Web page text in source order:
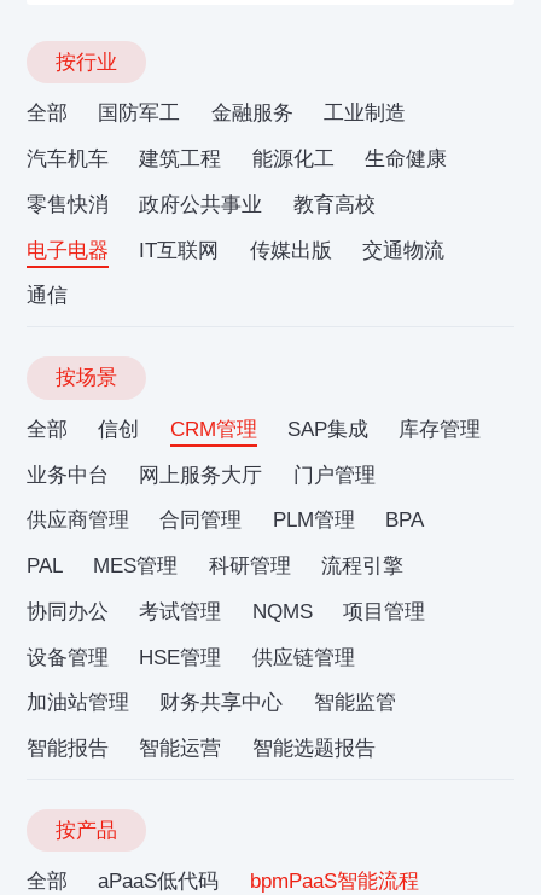
按行业
全部 国防军工 金融服务
工业制造
汽车机车
建筑工程 能源化工
生命健康
零售快消
政府公共事业
教育高校
电子电器
IT互联网 传媒出版
交通物流
通信
按场景
全部 信创 CRM管理 SAP集成
库存管理
业务中台
网上服务大厅
门户管理
供应商管理
合同管理 PLM管理
BPA
PAL
MES管理 科研管理
流程引擎
协同办公
考试管理 NQMS
项目管理
设备管理
HSE管理
供应链管理
加油站管理
财务共享中心
智能监管
智能报告
智能运营 智能选题报告
按产品
全部 aPaaS低代码
bpmPaaS智能流程